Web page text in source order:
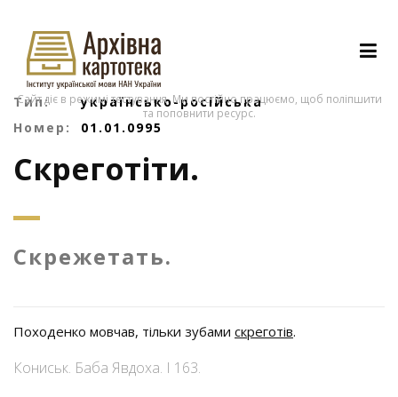
Сайт діє в режимі тестування. Ми постійно працюємо, щоб поліпшити
та поповнити ресурс.
Тип:
українсько-російська
Номер:
01.01.0995
Скреготіти.
Скрежетать.
Походенко мовчав, тільки зубами скреготів.
Кониськ. Баба Явдоха. І 163.